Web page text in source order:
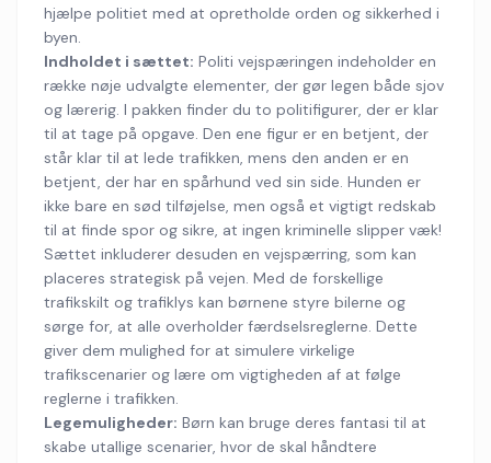
hjælpe politiet med at opretholde orden og sikkerhed i
byen.
Indholdet i sættet: Politi vejspæringen indeholder en
række nøje udvalgte elementer, der gør legen både sjov
og lærerig. I pakken finder du to politifigurer, der er klar
til at tage på opgave. Den ene figur er en betjent, der
står klar til at lede trafikken, mens den anden er en
betjent, der har en spårhund ved sin side. Hunden er
ikke bare en sød tilføjelse, men også et vigtigt redskab
til at finde spor og sikre, at ingen kriminelle slipper væk!
Sættet inkluderer desuden en vejspærring, som kan
placeres strategisk på vejen. Med de forskellige
trafikskilt og trafiklys kan børnene styre bilerne og
sørge for, at alle overholder færdselsreglerne. Dette
giver dem mulighed for at simulere virkelige
trafikscenarier og lære om vigtigheden af at følge
reglerne i trafikken.
Legemuligheder: Børn kan bruge deres fantasi til at
skabe utallige scenarier, hvor de skal håndtere